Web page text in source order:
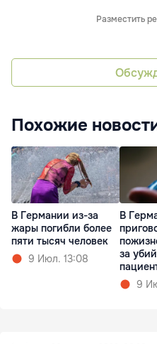
Разместить
Похожие
В Германии из-за
жары погибли более
пяти тысяч человек
9 Июл. 13:08
В
за
9